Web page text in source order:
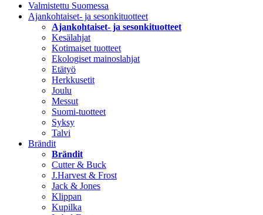
Valmistettu Suomessa
Ajankohtaiset- ja sesonkituotteet
Ajankohtaiset- ja sesonkituotteet
Kesälahjat
Kotimaiset tuotteet
Ekologiset mainoslahjat
Etätyö
Herkkusetit
Joulu
Messut
Suomi-tuotteet
Syksy
Talvi
Brändit
Brändit
Cutter & Buck
J.Harvest & Frost
Jack & Jones
Klippan
Kupilka